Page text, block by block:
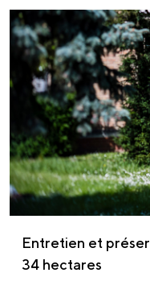
Entretien et
34 hectares